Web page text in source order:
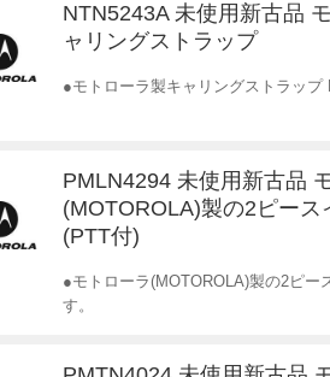
NTN5243A 未使用新古品
ャリングストラップ
●モトローラ製キャリングストラップ
PMLN4294 未使用新古品
(MOTOROLA)製の2ピース
(PTT付)
●モトローラ(MOTOROLA)製の2ピ
す。